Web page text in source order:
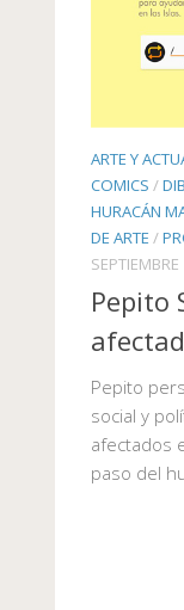
ARTE Y
COMICS /
HURACÁN
DE ARTE /
Pepito
Pepito
social y
afectados
paso del